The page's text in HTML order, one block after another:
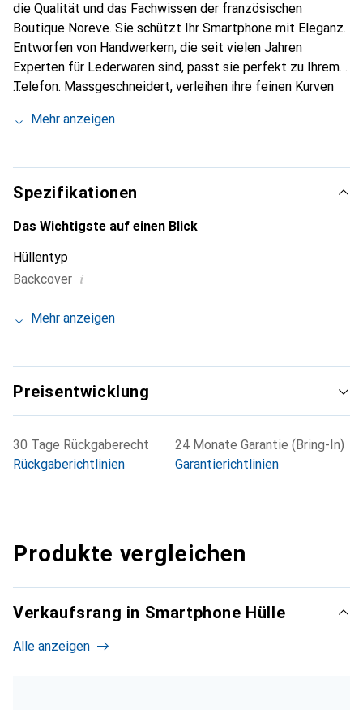
die Qualität und das Fachwissen der französischen
Boutique Noreve. Sie schützt Ihr Smartphone mit Eleganz.
Entworfen von Handwerkern, die seit vielen Jahren
Experten für Lederwaren sind, passt sie perfekt zu Ihrem
Telefon. Massgeschneidert, verleihen ihre feinen Kurven
unverzichtbaren Accessoire Ihres Smartphones.
die Marke Noreve eine sichere Wahl für eine
anspruchsvolle Kundschaft.
Mehr anzeigen
Spezifikationen
Das Wichtigste auf einen Blick
Hüllentyp
Backcover i
Mehr anzeigen
Preisentwicklung
30 Tage Rückgaberecht
Rückgaberichtlinien
24 Monate Garantie (Bring-In)
Garantierichtlinien
Produkte vergleichen
Verkaufsrang in Smartphone Hülle
Alle anzeigen